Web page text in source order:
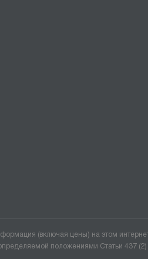
(включая цены) на этом
положениями Статьи 437